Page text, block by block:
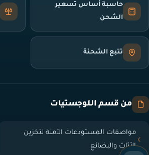
حاسبة أساس تسعير
الشحن
تتبع الشحنة
من قسم اللوجستيات
مواصفات المستودعات الآمنة لتخزين
الأثاث والبضائع